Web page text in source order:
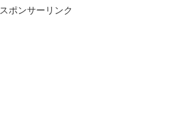
スポンサーリンク